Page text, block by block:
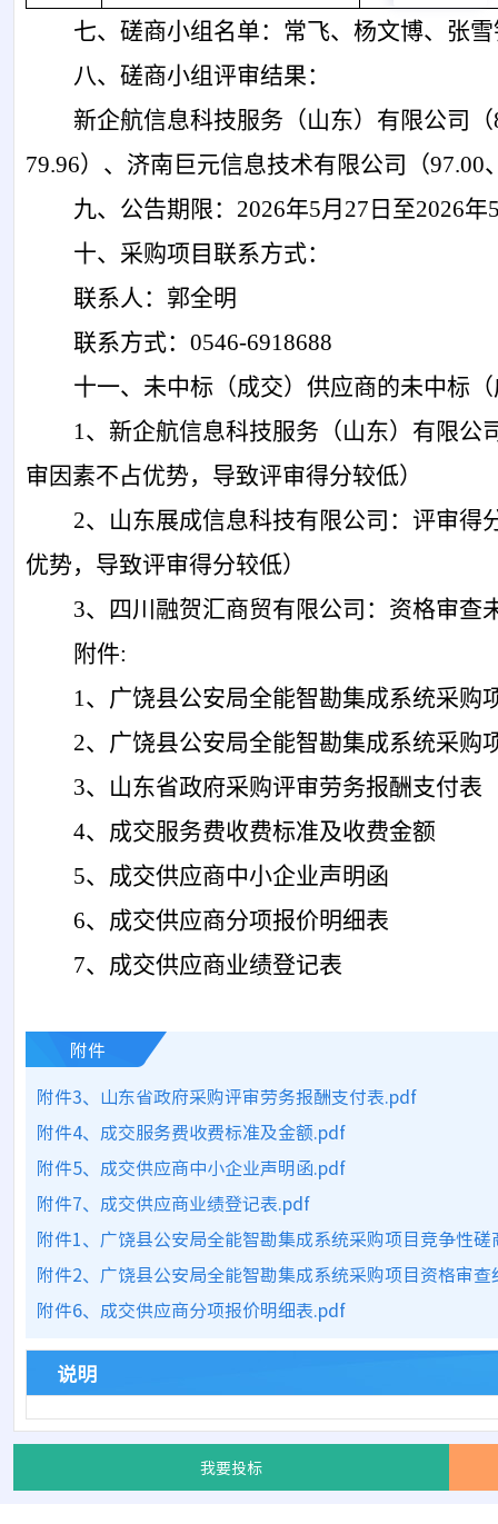
七、磋商小组 名单： 常飞、杨文博、张
八、磋商小组评审结果：
新企航信息科技服务（山东）有限公司
（
79.96） 、 济南巨元信息技术有限公司 （97.00
九、公告期限： 2026年5月 27 日 至2026年
十、采购项目联系方式：
联系人： 郭全明
联系方式： 0546-6918688
十一、未中标（成交）供应商的未中标
1、 新企航信息科技服务（山东）有限公
审因素不占优势， 导致评审得分较低）
2、 山东展成信息科技有限公司 ：评审得
优势， 导致评审得分较低）
3、四川融贺汇商贸有限公司：资格审查
附件:
1、 广饶县公安局全能智勘集成系统采购
2、 广饶县公安局全能智勘集成系统采购
3、 山东省政府采购评审劳务报酬支付表
4、 成交服务费收费标准及收费金额
5、成交供应商中小企业声明函
6、成交供应商分项报价明细表
7、 成交供应商业绩登记表
附件
附件3、山东省政府采购评审劳务报酬支付表.pdf
附件4、成交服务费收费标准及金额.pdf
附件5、成交供应商中小企业声明函.pdf
附件7、成交供应商业绩登记表.pdf
附件1、广饶县公安局全能智勘集成系统采购项目竞争性
附件2、广饶县公安局全能智勘集成系统采购项目资格审
附件6、成交供应商分项报价明细表.pdf
说明
我要投标